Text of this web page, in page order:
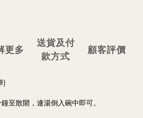
更多
送貨及付
款方式
顧客評價
)
至散開，連湯倒入碗中即可。